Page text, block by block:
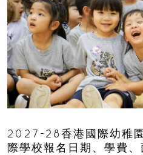
2027-28香港國際幼稚
際學校報名日期、學費、